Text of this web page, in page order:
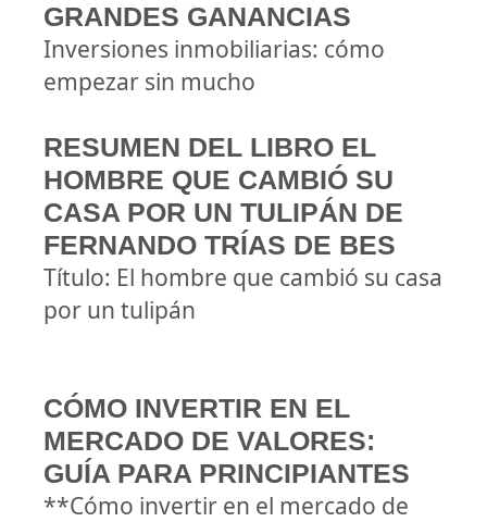
GRANDES GANANCIAS
Inversiones inmobiliarias: cómo
empezar sin mucho
RESUMEN DEL LIBRO EL
HOMBRE QUE CAMBIÓ SU
CASA POR UN TULIPÁN DE
FERNANDO TRÍAS DE BES
Título: El hombre que cambió su casa
por un tulipán
CÓMO INVERTIR EN EL
MERCADO DE VALORES:
GUÍA PARA PRINCIPIANTES
**Cómo invertir en el mercado de